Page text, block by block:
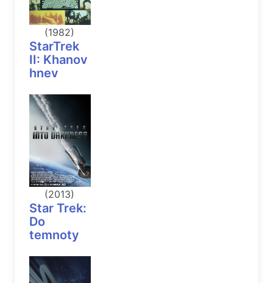
(1982)
StarTrek
II: Khanov
hnev
(2013)
Star Trek:
Do
temnoty